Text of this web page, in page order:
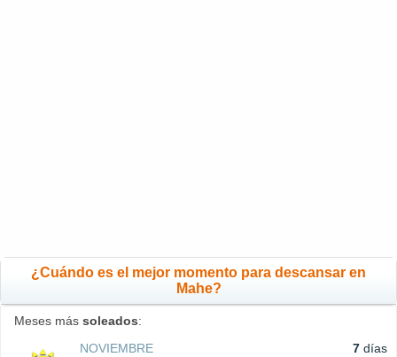
¿Cuándo es el mejor momento para descansar en
Mahe?
Meses más soleados:
NOVIEMBRE
7 días